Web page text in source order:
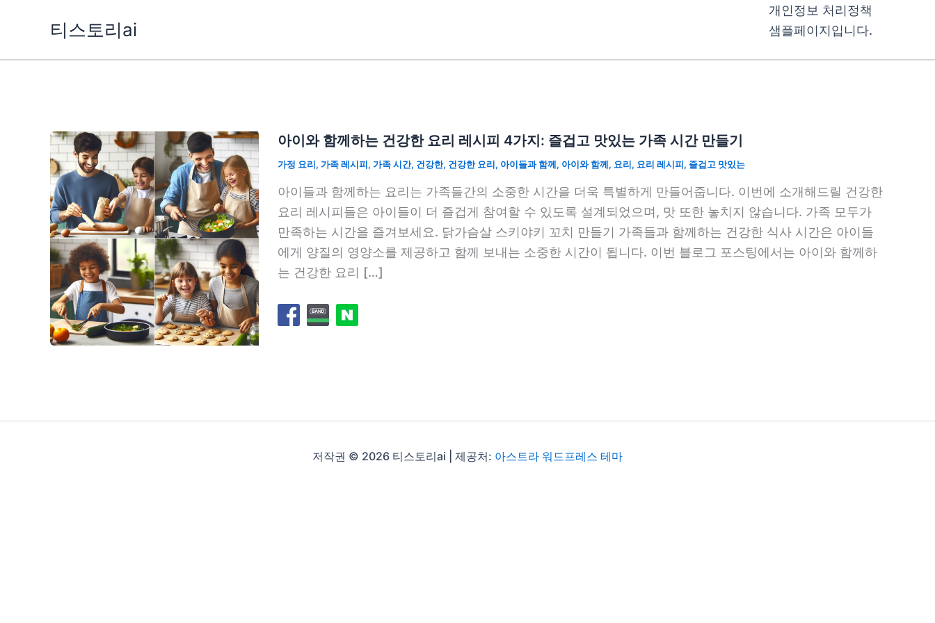
티스토리ai
개인정보 처리정책
샘플페이지입니다.
아이와 함께하는 건강한 요리 레시피 4가지: 즐겁고 맛있는 가족 시간 만들기
가정 요리, 가족 레시피, 가족 시간, 건강한, 건강한 요리, 아이들과 함께, 아이와 함께, 요리, 요리 레시피, 즐겁고 맛있는
아이들과 함께하는 요리는 가족들간의 소중한 시간을 더욱 특별하게 만들어줍니다. 이번에 소개해드릴 건강한
요리 레시피들은 아이들이 더 즐겁게 참여할 수 있도록 설계되었으며, 맛 또한 놓치지 않습니다. 가족 모두가
만족하는 시간을 즐겨보세요. 닭가슴살 스키야키 꼬치 만들기 가족들과 함께하는 건강한 식사 시간은 아이들
에게 양질의 영양소를 제공하고 함께 보내는 소중한 시간이 됩니다. 이번 블로그 포스팅에서는 아이와 함께하
는 건강한 요리 […]
저작권 © 2026 티스토리ai | 제공처: 아스트라 워드프레스 테마